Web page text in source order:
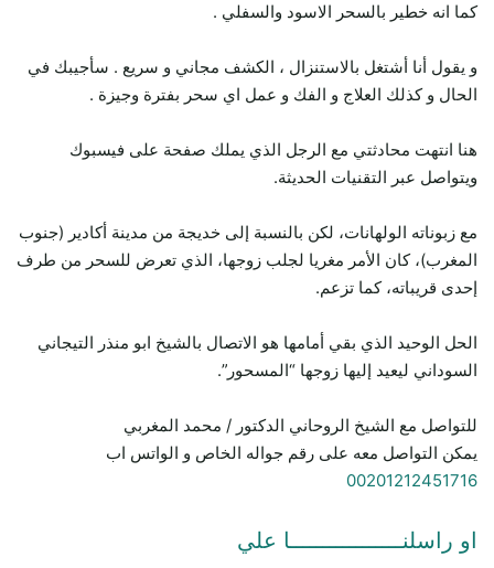
كما انه خطير بالسحر الاسود والسفلي .
و يقول أنا أشتغل بالاستنزال ، الكشف مجاني و سريع . سأجيبك في
الحال و كذلك العلاج و الفك و عمل اي سحر بفترة وجيزة .
هنا انتهت محادثتي مع الرجل الذي يملك صفحة على فيسبوك
ويتواصل عبر التقنيات الحديثة.
مع زبوناته الولهانات، لكن بالنسبة إلى خديجة من مدينة أكادير (جنوب
المغرب)، كان الأمر مغريا لجلب زوجها، الذي تعرض للسحر من طرف
إحدى قريباته، كما تزعم.
الحل الوحيد الذي بقي أمامها هو الاتصال بالشيخ ابو منذر التيجاني
السوداني ليعيد إليها زوجها “المسحور”.
للتواصل مع الشيخ الروحاني الدكتور / محمد المغربي
يمكن التواصل معه على رقم جواله الخاص و الواتس اب
00201212451716
او راسلنـــــــــــــــــا علي